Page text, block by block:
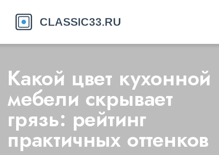
Какой цвет кухонной
мебели скрывает
грязь: рейтинг
практичных оттенков